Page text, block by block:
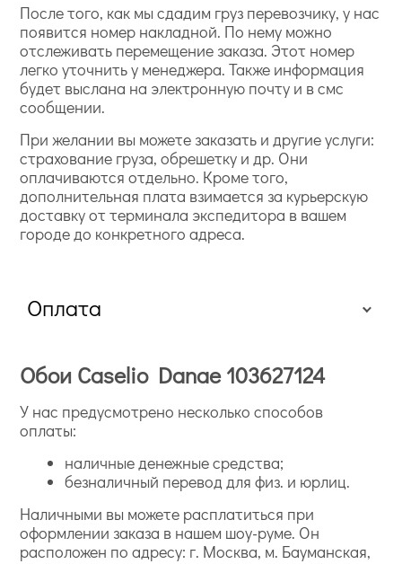
После того, как мы сдадим груз перевозчику, у нас
появится номер накладной. По нему можно
отслеживать перемещение заказа. Этот номер
легко уточнить у менеджера. Также информация
будет выслана на электронную почту и в смс
сообщении.
При желании вы можете заказать и другие услуги:
страхование груза, обрешетку и др. Они
оплачиваются отдельно. Кроме того,
дополнительная плата взимается за курьерскую
доставку от терминала экспедитора в вашем
городе до конкретного адреса.
Оплата
Обои Caselio Danae 103627124
У нас предусмотрено несколько способов
оплаты:
наличные денежные средства;
безналичный перевод для физ. и юрлиц.
Наличными вы можете расплатиться при
оформлении заказа в нашем шоу-руме. Он
расположен по адресу: г. Москва, м. Бауманская,